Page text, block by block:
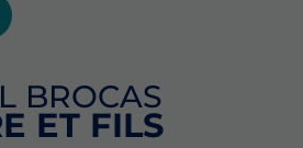
BROCAS
ET FILS